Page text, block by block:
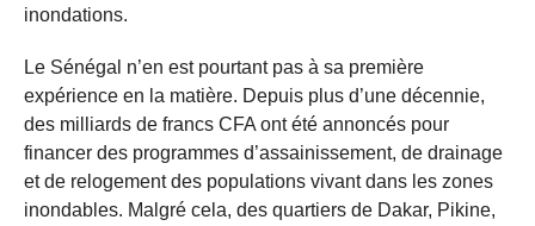
inondations.
Le Sénégal n’en est pourtant pas à sa première
expérience en la matière. Depuis plus d’une décennie,
des milliards de francs CFA ont été annoncés pour
financer des programmes d’assainissement, de drainage
et de relogement des populations vivant dans les zones
inondables. Malgré cela, des quartiers de Dakar, Pikine,